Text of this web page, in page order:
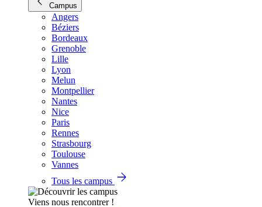
Campus
Angers
Béziers
Bordeaux
Grenoble
Lille
Lyon
Melun
Montpellier
Nantes
Nice
Paris
Rennes
Strasbourg
Toulouse
Vannes
Tous les campus
Viens nous rencontrer !